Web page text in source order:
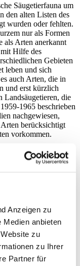
Anzeigen zu
Medien anbieten
zu
zu Ihrer
Partner für
Säugetierfauna um
den alten Listen des
wurden oder fehlten.
nur als Formen
als Arten anerkannt
Hilfe des
Gebieten
leben und sich
auch Arten, die in
und erst kürzlich
Landsäugetieren, die
1965 beschrieben
nachgewiesen,
berücksichtigt
vorkommen.
das Buch
mit Mauro Bon
der Abteilung
und Umwelt